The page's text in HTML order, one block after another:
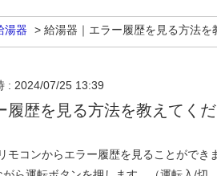
湯器 > 給湯器｜エラー履歴を見る方法を
: 2024/07/25 13:39
履歴を見る方法を教えてく
モコンからエラー履歴を見ることができ